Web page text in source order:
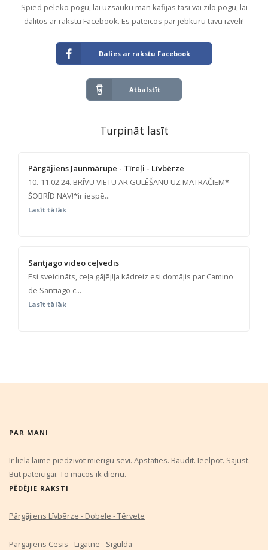
Spied pelēko pogu, lai uzsauku man kafijas tasi vai zilo pogu, lai
dalītos ar rakstu Facebook. Es pateicos par jebkuru tavu izvēli!
Dalies ar rakstu Facebook
Atbalstīt
Turpināt lasīt
Pārgājiens Jaunmārupe - Tīreļi - Līvbērze
10.-11.02.24. BRĪVU VIETU AR GULĒŠANU UZ MATRAČIEM*
ŠOBRĪD NAV!*ir iespē...
Lasīt tālāk
Santjago video ceļvedis
Esi sveicināts, ceļa gājēj!Ja kādreiz esi domājis par Camino
de Santiago c...
Lasīt tālāk
PAR MANI
Ir liela laime piedzīvot mierīgu sevi. Apstāties. Baudīt. Ieelpot. Sajust.
Būt pateicīgai. To mācos ik dienu.
PĒDĒJIE RAKSTI
Pārgājiens Līvbērze - Dobele - Tērvete
Pārgājiens Cēsis - Līgatne - Sigulda